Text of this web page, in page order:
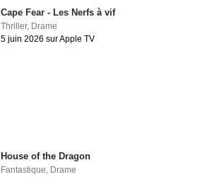
Cape Fear - Les Nerfs à vif
Thriller, Drame
5 juin 2026 sur Apple TV
House of the Dragon
Fantastique, Drame